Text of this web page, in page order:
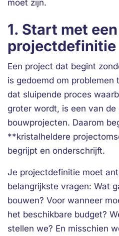
moet zijn.
1. Start met
projectdefinitie
Een project dat begint
is gedoemd om problemen
dat sluipende proces
groter wordt, is een van
bouwprojecten. Daarom
**kristalheldere
begrijpt en onderschrijft.
Je projectdefinitie moet
belangrijkste vragen: Wat
bouwen? Voor wanneer
het beschikbare budget?
stellen we? En misschien